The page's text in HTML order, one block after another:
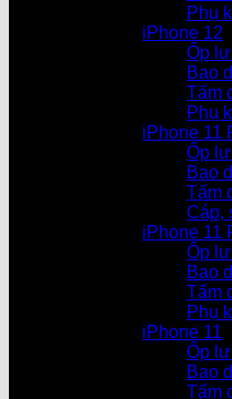
Phụ
iPhone 12
Ốp
Bao
Tấm
Phụ
iPhone 11
Ốp
Bao
Tấm
Cáp,
iPhone 11
Ốp
Bao
Tấm
Phụ
iPhone 11
Ốp
Bao
Tấm